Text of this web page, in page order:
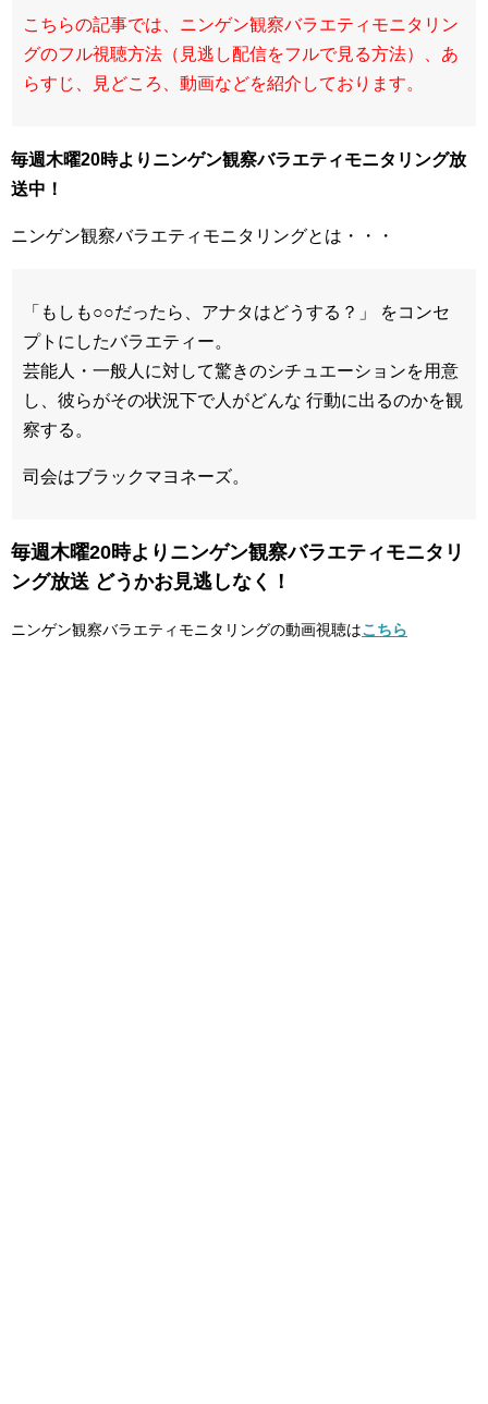
こちらの記事では、ニンゲン観察バラエティモニタリン
グのフル視聴方法（見逃し配信をフルで見る方法）、あ
らすじ、見どころ、動画などを紹介しております。
毎週木曜20時よりニンゲン観察バラエティモニタリング放
送中！
ニンゲン観察バラエティモニタリングとは・・・
「もしも○○だったら、アナタはどうする？」 をコンセ
プトにしたバラエティー。
芸能人・一般人に対して驚きのシチュエーションを用意
し、彼らがその状況下で人がどんな 行動に出るのかを観
察する。
司会はブラックマヨネーズ。
毎週木曜20時よりニンゲン観察バラエティモニタリ
ング放送 どうかお見逃しなく！
ニンゲン観察バラエティモニタリングの動画視聴はこちら